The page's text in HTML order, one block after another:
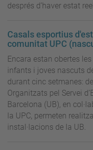
després d’haver estat
Casals esportius
comunitat UPC
Encara estan obertes
infants i joves nascuts
durant cinc setmanes:
Organitzats pel Servei
Barcelona (UB), en
la UPC, permeten
instal·lacions de la UB.